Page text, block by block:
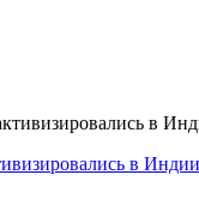
в Индии